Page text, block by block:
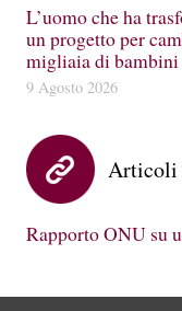
L’uomo che ha
un progetto per
migliaia di bambini
9 Agosto 2026
Articoli
Rapporto ONU su